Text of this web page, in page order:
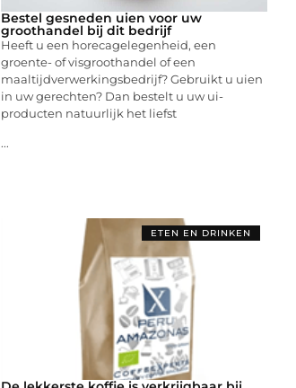
Bestel gesneden uien voor uw
groothandel bij dit bedrijf
Heeft u een horecagelegenheid, een
groente- of visgroothandel of een
maaltijdverwerkingsbedrijf? Gebruikt u uien
in uw gerechten? Dan bestelt u uw ui-
producten natuurlijk het liefst
...
ETEN EN DRINKEN